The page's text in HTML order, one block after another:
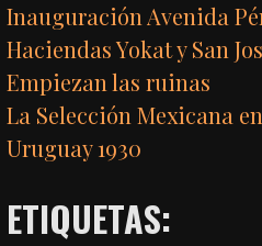
Inauguración Avenida
Haciendas Yokat y San
Empiezan las ruinas
La Selección Mexicana
Uruguay 1930
ETIQUETAS: